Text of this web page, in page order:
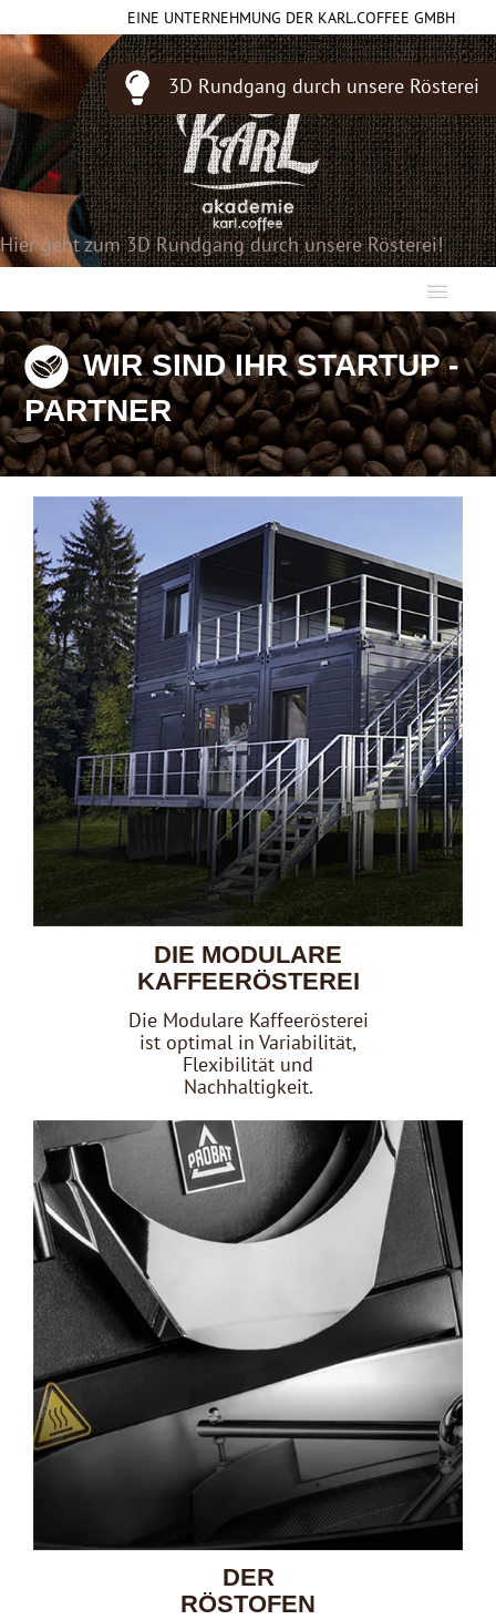
EINE UNTERNEHMUNG DER KARL.COFFEE GMBH
3D Rundgang durch unsere Rösterei
Hier geht zum 3D Rundgang durch unsere Rösterei!
DIE MODULARE KAFFEERÖSTEREI
DER RÖSTOFEN
DAS KAFFEESYSTEM
ÜBER UNS
WIR SIND IHR STARTUP -
PARTNER
DIE MODULARE
KAFFEERÖSTEREI
Die Modulare Kaffeerösterei
ist optimal in Variabilität,
Flexibilität und
Nachhaltigkeit.
DER
RÖSTOFEN